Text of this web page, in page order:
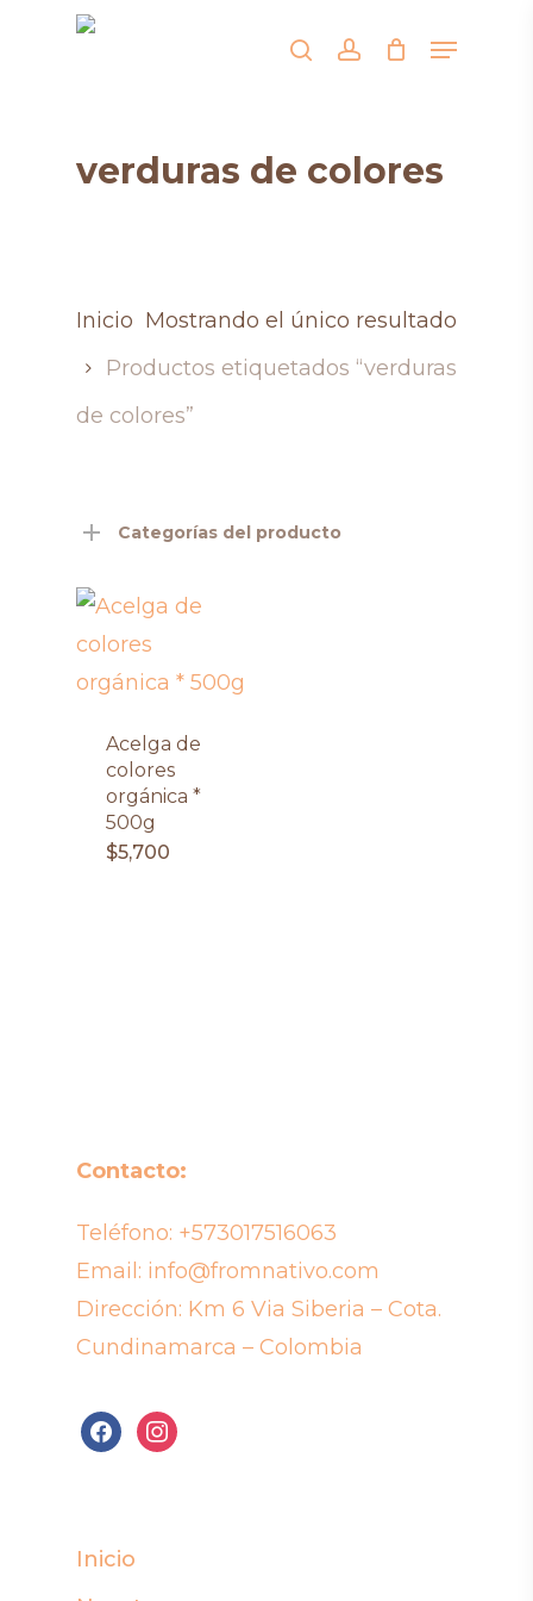
searchaccount
Menu
verduras de colores
Mostrando el único resultado
Inicio
Productos etiquetados “verduras
de colores”
Categorías del producto
Acelga de
colores
orgánica *
500g
$5,700
Contacto:
Teléfono: +573017516063
Email: info@fromnativo.com
Dirección: Km 6 Via Siberia – Cota.
Cundinamarca – Colombia
facebookinstagram
Inicio